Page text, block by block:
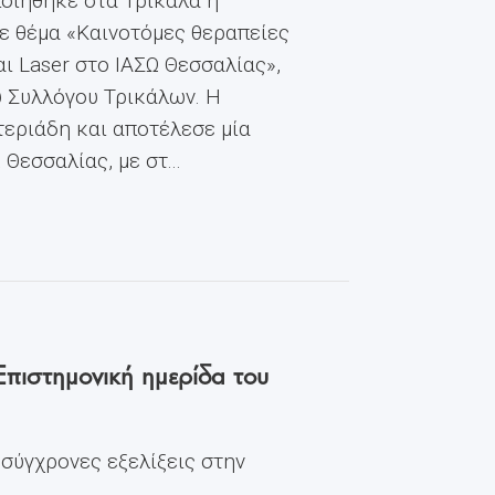
θέμα «Καινοτόμες θεραπείες
Laser στο ΙΑΣΩ Θεσσαλίας»,
Συλλόγου Τρικάλων. Η
και αποτέλεσε μία
με στ...
ημερίδα του
εξελίξεις στην